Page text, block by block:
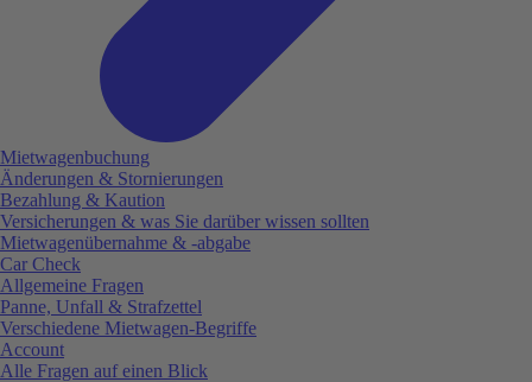
Mietwagenbuchung
Änderungen & Stornierungen
Bezahlung & Kaution
Versicherungen & was Sie darüber wissen sollten
Mietwagenübernahme & -abgabe
Car Check
Allgemeine Fragen
Panne, Unfall & Strafzettel
Verschiedene Mietwagen-Begriffe
Account
Alle Fragen auf einen Blick